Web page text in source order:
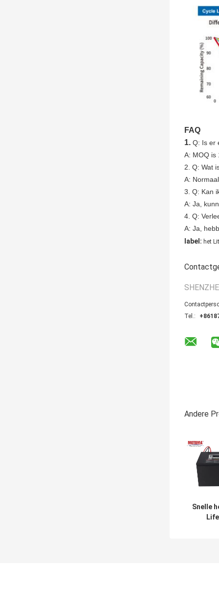
FAQ
1. Q: Is er
A: MOQ is
2. Q: Wat
A:
3. Q: Kan
A: Ja,
4. Q:
A: Ja,
label: het
Tel.:
Andere
Snelle